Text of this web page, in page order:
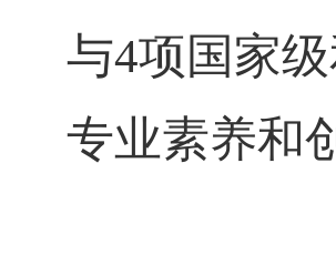
与4项国家
专业素养和